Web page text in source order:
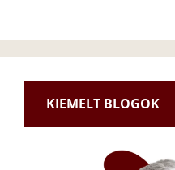
KIEMELT BLOGOK